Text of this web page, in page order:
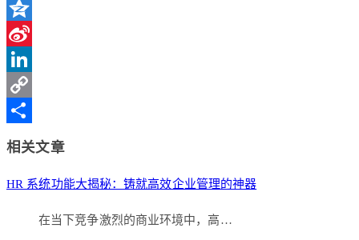
WeChat
Qzone
Sina
Weibo
LinkedIn
Copy
相关文章
HR 系统功能大揭秘：铸就高效企业管理的神器
在当下竞争激烈的商业环境中，高…